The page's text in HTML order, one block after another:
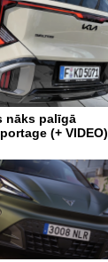
nāks palīgā
(+ VIDEO)